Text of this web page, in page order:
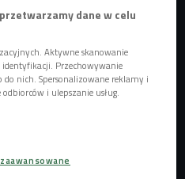
Czwórka
produktu w żadnych ramach.
dane w celu
Aktywne skanowanie
Przechowywanie
nich. Spersonalizowane reklamy i
i ulepszanie usług.